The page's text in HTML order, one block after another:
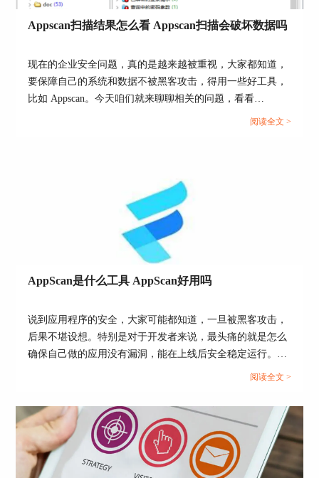
（2）web应用程序配置
图3：web应用程序扫描配置
此类扫描配置的设置非常简单，首先在【URL和服
务器】位置填写站点链接，然后再输入站点的管理
账户和密码，接着选择测试的策略，以及测试优化
方案，便可开启测试了。
（3）完全配置
图4：完全配置
Appscan扫描结果怎么看 Appscan扫描会破坏数据吗
现在的企业安全问题，真的是越来越被重视，大家都知道，
要保障自己的系统和数据不被黑客攻击，得用一些好工具，
比如 Appscan。今天咱们就来聊聊相关的问题，看看
Appscan扫描结果怎么看 Appscan扫描会破坏数据吗，咱们一
阅读全文 >
AppScan是什么工具 AppScan好用吗
说到应用程序的安全，大家可能都知道，一旦被黑客攻击，
后果不堪设想。特别是对于开发者来说，最头痛的就是怎么
确保自己做的应用没有漏洞，能在上线后安全稳定运行。于
是就有了各种安全扫描工具，AppScan就是其中一个，它的
么，AppScan是什么工具 AppScan好用吗？今天我们就来聊
聊这个工具，看看它到底值不值得你使用。...
阅读全文 >